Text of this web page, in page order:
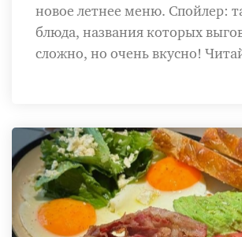
новое летнее меню. Спойлер:
блюда, названия которых
сложно, но очень вкусно!